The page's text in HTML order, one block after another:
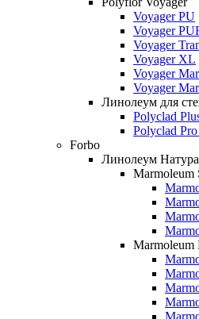
Voyager PU
Voyager
Voyager
Voyager XL
Voyager
Voyager
Линолеум для
Polyclad
Polyclad
Forbo
Линолеум
Marmoleum
Marmoleum